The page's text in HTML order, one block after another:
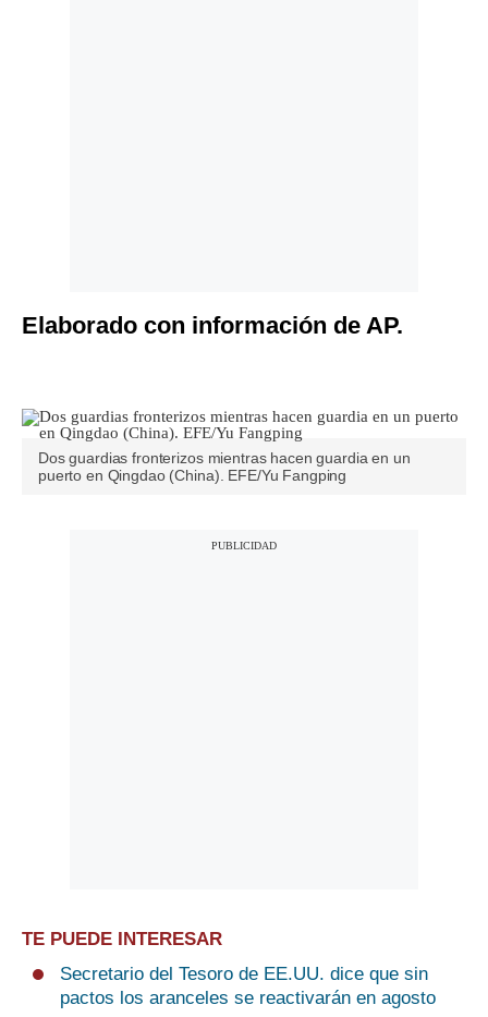
Elaborado con información de AP.
Dos guardias fronterizos mientras hacen guardia en un
puerto en Qingdao (China). EFE/Yu Fangping
TE PUEDE INTERESAR
Secretario del Tesoro de EE.UU. dice que sin
pactos los aranceles se reactivarán en agosto